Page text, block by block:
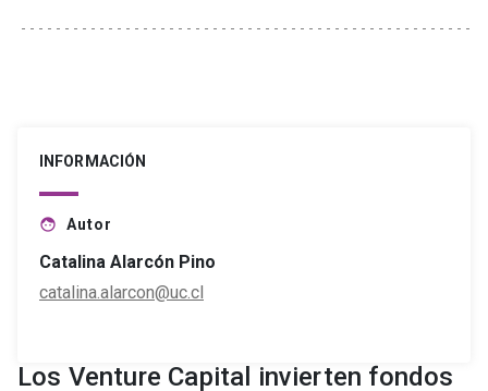
INFORMACIÓN
face Autor
Catalina Alarcón Pino
catalina.alarcon@uc.cl
Los Venture Capital invierten fondos